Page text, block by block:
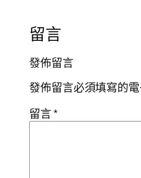
留言
發佈留言
發佈留言必須填寫的
留言*